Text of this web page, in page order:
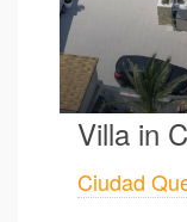
Villa in
Ciudad